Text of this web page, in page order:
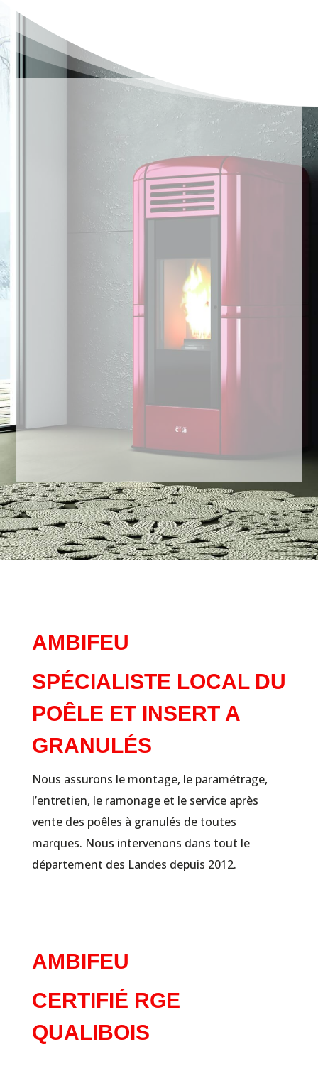
INSTALLER
VOTRE POÊLE
OU INSERT À
GRANULÉS
Large choix de design
Etude personnalisée offerte
Installation, dépannage et SAV
toutes marques
Installateur agréé RGE Qualibois
CONTACTEZ-NOUS
AMBIFEU
SPÉCIALISTE LOCAL DU
POÊLE ET INSERT A
GRANULÉS
Nous assurons le montage, le paramétrage,
l’entretien, le ramonage et le service après
vente des poêles à granulés de toutes
marques. Nous intervenons dans tout le
département des Landes depuis 2012.
AMBIFEU
CERTIFIÉ RGE
QUALIBOIS